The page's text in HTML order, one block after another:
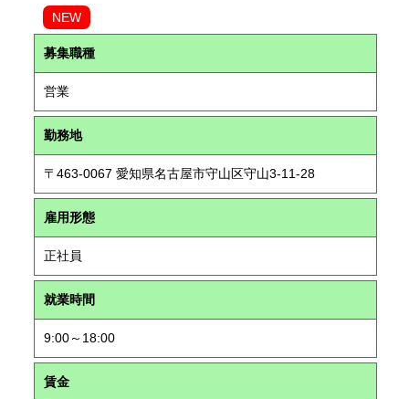
NEW
募集職種
営業
勤務地
〒463-0067 愛知県名古屋市守山区守山3-11-28
雇用形態
正社員
就業時間
9:00～18:00
賃金